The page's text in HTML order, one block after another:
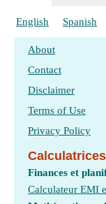
English Spanish
About
Contact
Disclaimer
Terms of Use
Privacy Policy
Finances et
Calculateur EMI